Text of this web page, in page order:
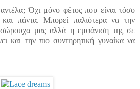
Όχι μόνο φέτος που είναι τόσο
πάντα. Μπορεί παλιότερα να την
μας αλλά η εμφάνιση της σε
και την πιο συντηρητική γυναίκα να